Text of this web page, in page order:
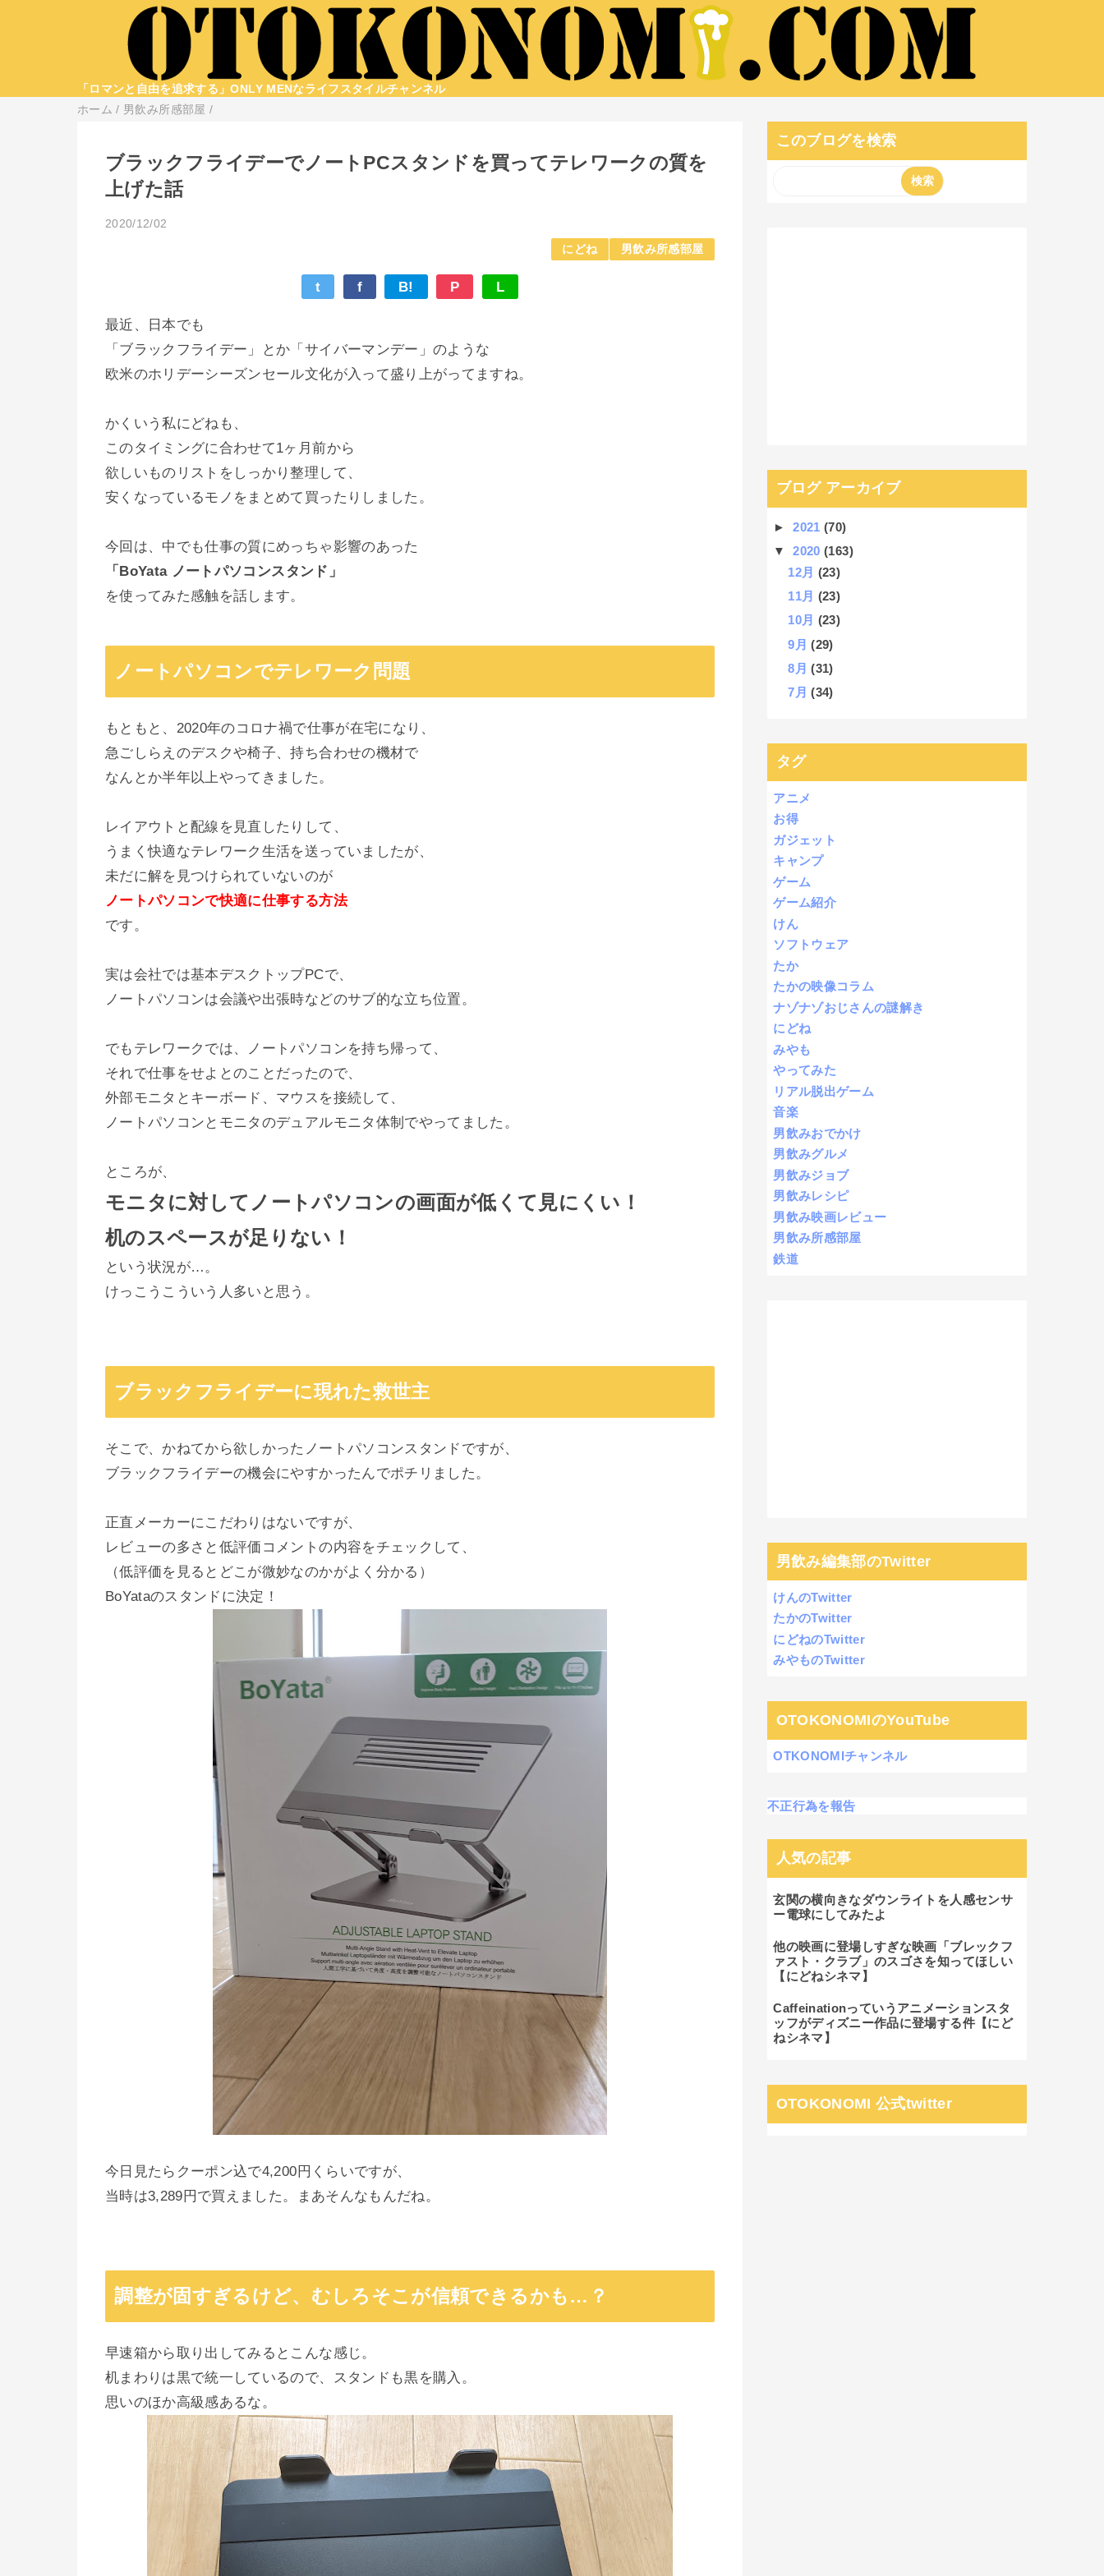
「ロマンと自由を追求する」ONLY MENなライフスタイルチャンネル
ホーム / 男飲み所感部屋 /
ブラックフライデーでノートPCスタンドを買ってテレワークの質を
上げた話
2020/12/02
にどね 男飲み所感部屋
t f B! P L
最近、日本でも
「ブラックフライデー」とか「サイバーマンデー」のような
欧米のホリデーシーズンセール文化が入って盛り上がってますね。
かくいう私にどねも、
このタイミングに合わせて1ヶ月前から
欲しいものリストをしっかり整理して、
安くなっているモノをまとめて買ったりしました。
今回は、中でも仕事の質にめっちゃ影響のあった
「BoYata ノートパソコンスタンド」
を使ってみた感触を話します。
ノートパソコンでテレワーク問題
もともと、2020年のコロナ禍で仕事が在宅になり、
急ごしらえのデスクや椅子、持ち合わせの機材で
なんとか半年以上やってきました。
レイアウトと配線を見直したりして、
うまく快適なテレワーク生活を送っていましたが、
未だに解を見つけられていないのが
ノートパソコンで快適に仕事する方法
です。
実は会社では基本デスクトップPCで、
ノートパソコンは会議や出張時などのサブ的な立ち位置。
でもテレワークでは、ノートパソコンを持ち帰って、
それで仕事をせよとのことだったので、
外部モニタとキーボード、マウスを接続して、
ノートパソコンとモニタのデュアルモニタ体制でやってました。
ところが、
モニタに対してノートパソコンの画面が低くて見にくい！
机のスペースが足りない！
という状況が…。
けっこうこういう人多いと思う。
ブラックフライデーに現れた救世主
そこで、かねてから欲しかったノートパソコンスタンドですが、
ブラックフライデーの機会にやすかったんでポチリました。
正直メーカーにこだわりはないですが、
レビューの多さと低評価コメントの内容をチェックして、
（低評価を見るとどこが微妙なのかがよく分かる）
BoYataのスタンドに決定！
今日見たらクーポン込で4,200円くらいですが、
当時は3,289円で買えました。まあそんなもんだね。
調整が固すぎるけど、むしろそこが信頼できるかも…？
早速箱から取り出してみるとこんな感じ。
机まわりは黒で統一しているので、スタンドも黒を購入。
思いのほか高級感あるな。
このブログを検索
ブログ アーカイブ
►2021(70)
▼2020(163)
12月 (23)
11月 (23)
10月 (23)
9月(29)
8月(31)
7月(34)
タグ
アニメ
お得
ガジェット
キャンプ
ゲーム
ゲーム紹介
けん
ソフトウェア
たか
たかの映像コラム
ナゾナゾおじさんの謎解き
にどね
みやも
やってみた
リアル脱出ゲーム
音楽
男飲みおでかけ
男飲みグルメ
男飲みジョブ
男飲みレシピ
男飲み映画レビュー
男飲み所感部屋
鉄道
男飲み編集部のTwitter
けんのTwitter
たかのTwitter
にどねのTwitter
みやものTwitter
OTOKONOMIのYouTube
OTKONOMIチャンネル
不正行為を報告
人気の記事
玄関の横向きなダウンライトを人感センサ
ー電球にしてみたよ
他の映画に登場しすぎな映画「ブレックフ
ァスト・クラブ」のスゴさを知ってほしい
【にどねシネマ】
Caffeinationっていうアニメーションスタ
ッフがディズニー作品に登場する件【にど
ねシネマ】
OTOKONOMI 公式twitter